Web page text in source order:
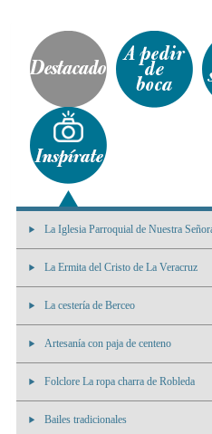
La Iglesia Parroquial de Nuestra
La Ermita del Cristo de La Veracruz
La cestería de Berceo
Artesanía con paja de centeno
Folclore La ropa charra de Robleda
Bailes tradicionales